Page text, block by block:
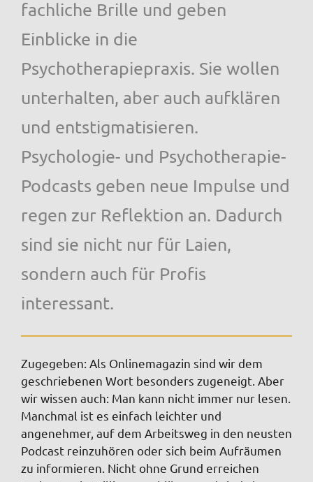
fachliche Brille und geben
Einblicke in die
Psychotherapiepraxis. Sie wollen
unterhalten, aber auch aufklären
und entstigmatisieren.
Psychologie- und Psychotherapie-
Podcasts geben neue Impulse und
regen zur Reflektion an. Dadurch
sind sie nicht nur für Laien,
sondern auch für Profis
interessant.
Zugegeben: Als Onlinemagazin sind wir dem
geschriebenen Wort besonders zugeneigt. Aber
wir wissen auch: Man kann nicht immer nur lesen.
Manchmal ist es einfach leichter und
angenehmer, auf dem Arbeitsweg in den neusten
Podcast reinzuhören oder sich beim Aufräumen
zu informieren. Nicht ohne Grund erreichen